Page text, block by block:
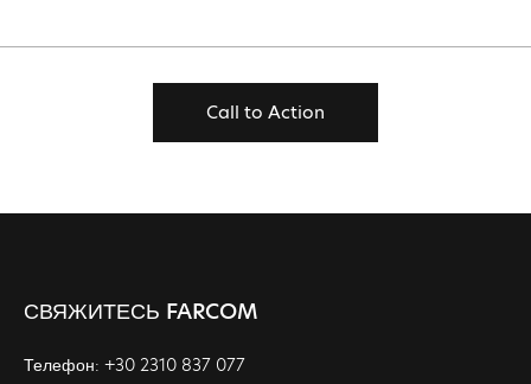
Call to Action
СВЯЖИТЕСЬ FARCOM
Телефон: +30 2310 837 077